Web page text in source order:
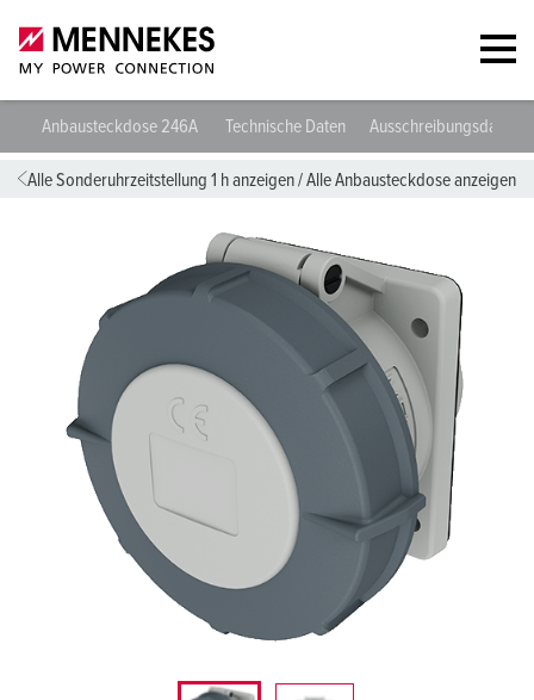
Anbausteckdose 246A Technische Daten Ausschreibungsdaten
Alle Sonderuhrzeitstellung 1 h anzeigen/Alle Anbausteckdose anzeigen